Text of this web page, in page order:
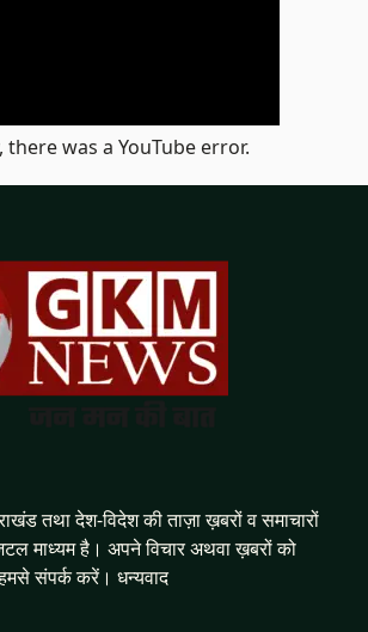
there was a YouTube error.
तथा देश-विदेश की ताज़ा ख़बरों व समाचारों
माध्यम है। अपने विचार अथवा ख़बरों को
संपर्क करें। धन्यवाद